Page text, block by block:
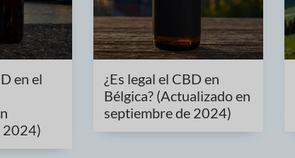
en el
2024)
¿Es legal el CBD en
Bélgica? (Actualizado en
septiembre de 2024)